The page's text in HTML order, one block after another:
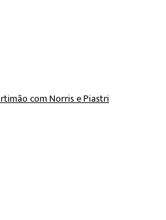
com Norris e Piastri